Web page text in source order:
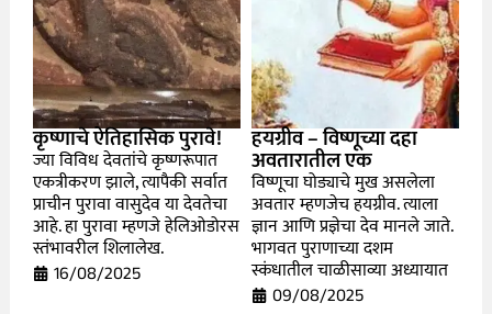
कृष्णाचे ऐतिहासिक पुरावे!
ज्या विविध देवतांचे कृष्णरूपात
एकत्रीकरण झाले, त्यापैकी सर्वात
प्राचीन पुरावा वासुदेव या देवतेचा
आहे. हा पुरावा म्हणजे हेलिओडोरस
स्तंभावरील शिलालेख.
16/08/2025
हयग्रीव – विष्णूच्या दहा
अवतारातील एक
विष्णूचा घोड्याचे मुख असलेला
अवतार म्हणजेच हयग्रीव. त्याला
ज्ञान आणि प्रज्ञेचा देव मानले जाते.
भागवत पुराणाच्या दशम
स्कंधातील चाळीसाव्या अध्यायात
09/08/2025